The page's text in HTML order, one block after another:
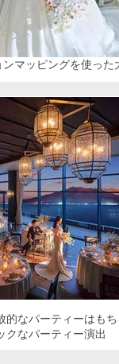
ンマッピングを使っ
的なパーティーはもち
クなパーティー演出